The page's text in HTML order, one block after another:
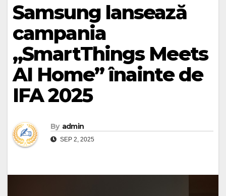
Samsung lansează
campania
„SmartThings Meets
AI Home” înainte de
IFA 2025
By admin
SEP 2, 2025